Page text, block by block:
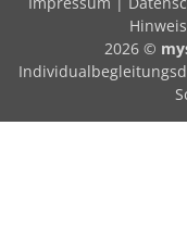
Hinweis
2026 ©